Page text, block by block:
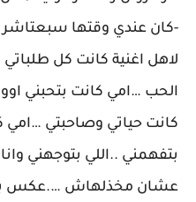
-كان عندي وقتها
لاهل اغنية كانت كل
الحب …امي كانت بتحبني
كانت حياتي وصاحبتي …امي
بتفهمني ..اللي بتوجهني
عشان مخذلهاش ….عكس